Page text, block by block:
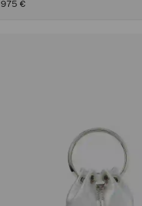
975 €